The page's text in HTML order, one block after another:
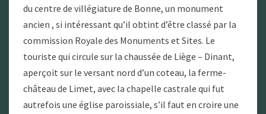
du centre de villégiature de Bonne, un monument
ancien , si intéressant qu’il obtint d’être classé par la
commission Royale des Monuments et Sites. Le
touriste qui circule sur la chaussée de Liège – Dinant,
aperçoit sur le versant nord d’un coteau, la ferme-
château de Limet, avec la chapelle castrale qui fut
autrefois une église paroissiale, s’il faut en croire une